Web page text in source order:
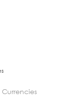
Currencies